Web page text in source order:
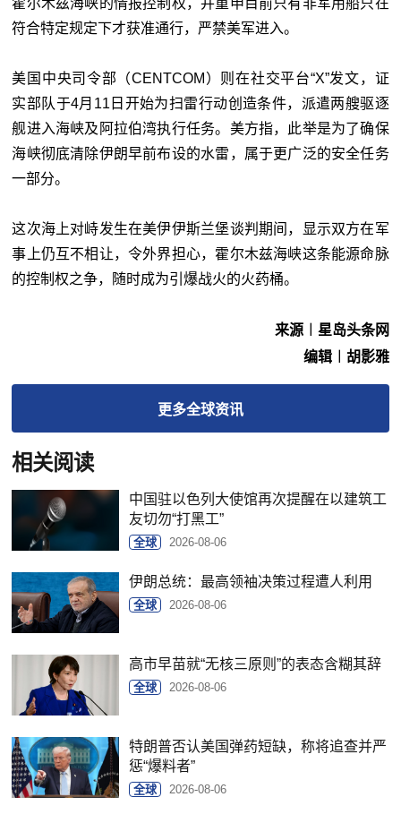
霍尔木兹海峡的情报控制权，并重申目前只有非军用船只在
符合特定规定下才获准通行，严禁美军进入。
美国中央司令部（CENTCOM）则在社交平台“X”发文，证
实部队于4月11日开始为扫雷行动创造条件，派遣两艘驱逐
舰进入海峡及阿拉伯湾执行任务。美方指，此举是为了确保
海峡彻底清除伊朗早前布设的水雷，属于更广泛的安全任务
一部分。
这次海上对峙发生在美伊伊斯兰堡谈判期间，显示双方在军
事上仍互不相让，令外界担心，霍尔木兹海峡这条能源命脉
的控制权之争，随时成为引爆战火的火药桶。
来源︱星岛头条网
编辑︱胡影雅
更多全球资讯
相关阅读
中国驻以色列大使馆再次提醒在以建筑工
友切勿“打黑工”
全球 2026-08-06
伊朗总统：最高领袖决策过程遭人利用
全球 2026-08-06
高市早苗就“无核三原则”的表态含糊其辞
全球 2026-08-06
特朗普否认美国弹药短缺，称将追查并严
惩“爆料者”
全球 2026-08-06